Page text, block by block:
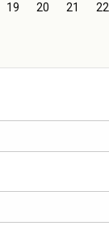
19 20 21 22